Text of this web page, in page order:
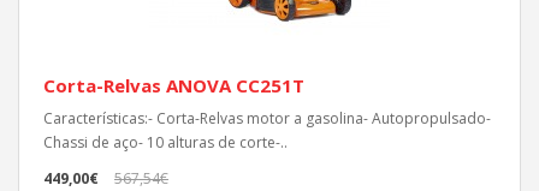
Corta-Relvas ANOVA CC251T
Características:- Corta-Relvas motor a gasolina- Autopropulsado-
Chassi de aço- 10 alturas de corte-..
449,00€
567,54€